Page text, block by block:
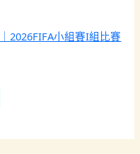
2026FIFA小組賽I組比賽